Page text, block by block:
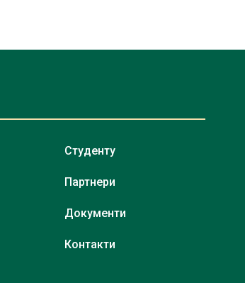
Студенту
Партнери
Документи
Контакти